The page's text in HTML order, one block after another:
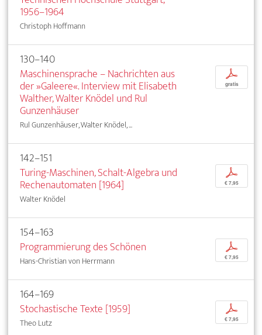
1956–1964
Christoph Hoffmann
130–140
Maschinensprache – Nachrichten aus
der »Galeere«. Interview mit Elisabeth
Walther, Walter Knödel und Rul
Gunzenhäuser
Rul Gunzenhäuser, Walter Knödel, ...
p
gratis
142–151
Turing-Maschinen, Schalt-Algebra und
Rechenautomaten [1964]
Walter Knödel
p
€ 7,95
154–163
Programmierung des Schönen
Hans-Christian von Herrmann
p
€ 7,95
164–169
Stochastische Texte [1959]
Theo Lutz
p
€ 7,95